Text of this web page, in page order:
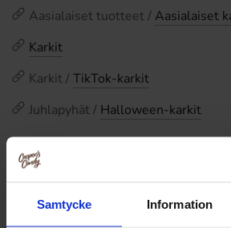
Samtycke Information
Aasialaiset tuotteet / Aasialaiset
Karkit
Karkit / TikTok-karkit
Juhlapyhät / Halloween-karkit
Arvostelut
Tällä tuotteella ei ole
Hintahistoria